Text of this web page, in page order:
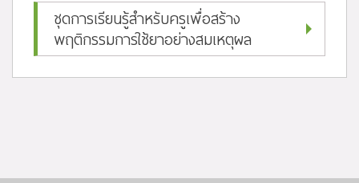
ชุดการเรียนรู้สำหรับครูเพื่อสร้าง
พฤติกรรมการใช้ยาอย่างสมเหตุผล